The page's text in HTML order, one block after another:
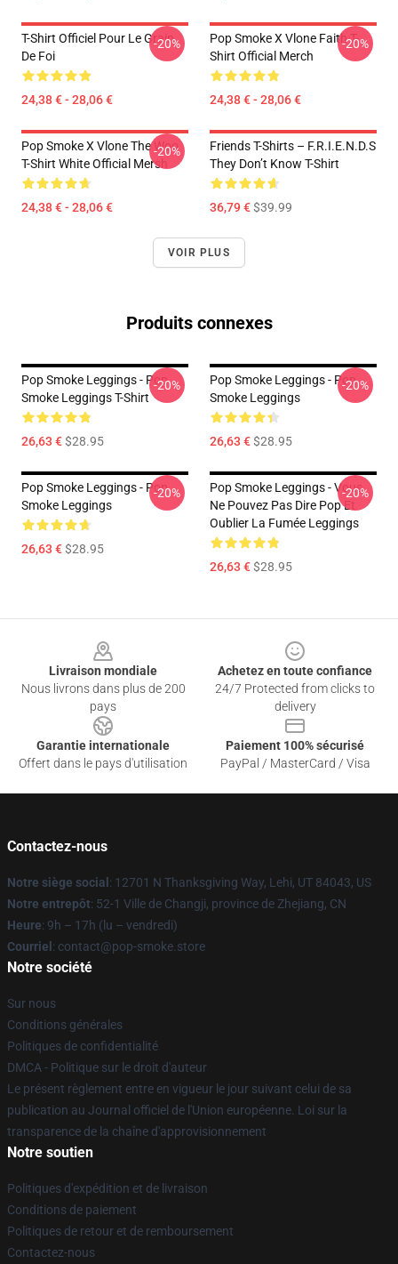
T-Shirt Officiel Pour Le Grain
De Foi
24,38 € - 28,06 €
-20%
Pop Smoke X Vlone Faith T-
Shirt Official Merch
24,38 € - 28,06 €
-20%
Pop Smoke X Vlone The Woo
T-Shirt White Official Mersh
24,38 € - 28,06 €
-20%
Friends T-Shirts – F.R.I.E.N.D.S
They Don’t Know T-Shirt
36,79 €$39.99
VOIR PLUS
Produits connexes
Pop Smoke Leggings - Pop
Smoke Leggings T-Shirt
26,63 €$28.95
-20%
Pop Smoke Leggings - Pop
Smoke Leggings
26,63 €$28.95
-20%
Pop Smoke Leggings - Pop
Smoke Leggings
26,63 €$28.95
-20%
Pop Smoke Leggings - Vous
Ne Pouvez Pas Dire Pop Et
Oublier La Fumée Leggings
26,63 €$28.95
-20%
Livraison mondiale
Nous livrons dans plus de 200
pays
Achetez en toute confiance
24/7 Protected from clicks to
delivery
Garantie internationale
Offert dans le pays d'utilisation
Paiement 100% sécurisé
PayPal / MasterCard / Visa
Contactez-nous
Notre siège social : 12701 N Thanksgiving Way, Lehi, UT 84043, US
Notre entrepôt: 52-1 Ville de Changji, province de Zhejiang, CN
Heure: 9h – 17h (lu – vendredi)
Courriel : contact@pop-smoke.store
Notre société
Sur nous
Conditions générales
Politiques de confidentialité
DMCA - Politique sur le droit d'auteur
Le présent règlement entre en vigueur le jour suivant celui de sa
publication au Journal officiel de l'Union européenne. Loi sur la
transparence de la chaîne d'approvisionnement
Notre soutien
Politiques d'expédition et de livraison
Conditions de paiement
Politiques de retour et de remboursement
Contactez-nous